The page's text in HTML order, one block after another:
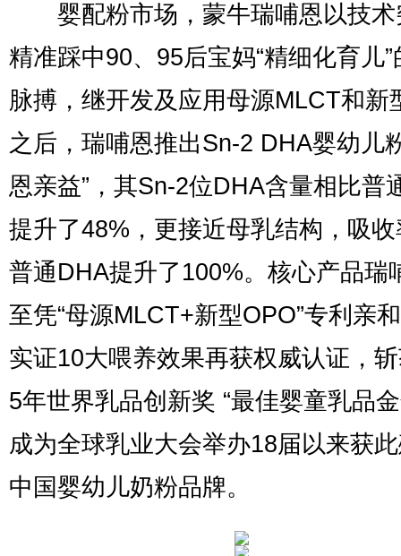
婴配粉市场，蒙牛瑞哺恩以技术
精准踩中90、95后宝妈“精细化育儿”
脉搏，继开发及应用母源MLCT和新
之后，瑞哺恩推出Sn-2 DHA婴幼儿
恩亲益”，其Sn-2位DHA含量相比普
提升了48%，更接近母乳结构，吸
普通DHA提升了100%。核心产品瑞
至凭“母源MLCT+新型OPO”专利亲
实证10大喂养效果再获权威认证，
5年世界乳品创新奖 “最佳婴童乳品
成为全球乳业大会举办18届以来获
中国婴幼儿奶粉品牌。